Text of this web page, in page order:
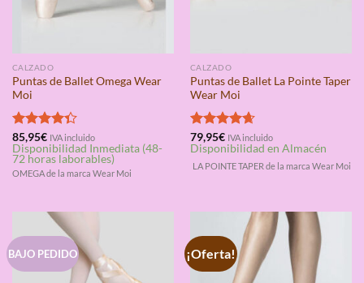
CALZADO
Puntas de Ballet Omega Wear
Moi
Valorado
con4.33
de 5
85,95€ IVA incluido
Disponibilidad Inmediata (48-
72 horas laborables)
OMEGA de la marca Wear Moi
CALZADO
Puntas de Ballet La Pointe Taper
Wear Moi
Valorado
con4.67
de 5
79,95€ IVA incluido
Disponibilidad en Almacén
LA POINTE TAPER de la marca Wear Moi
BAJO PEDIDO ¡Oferta!